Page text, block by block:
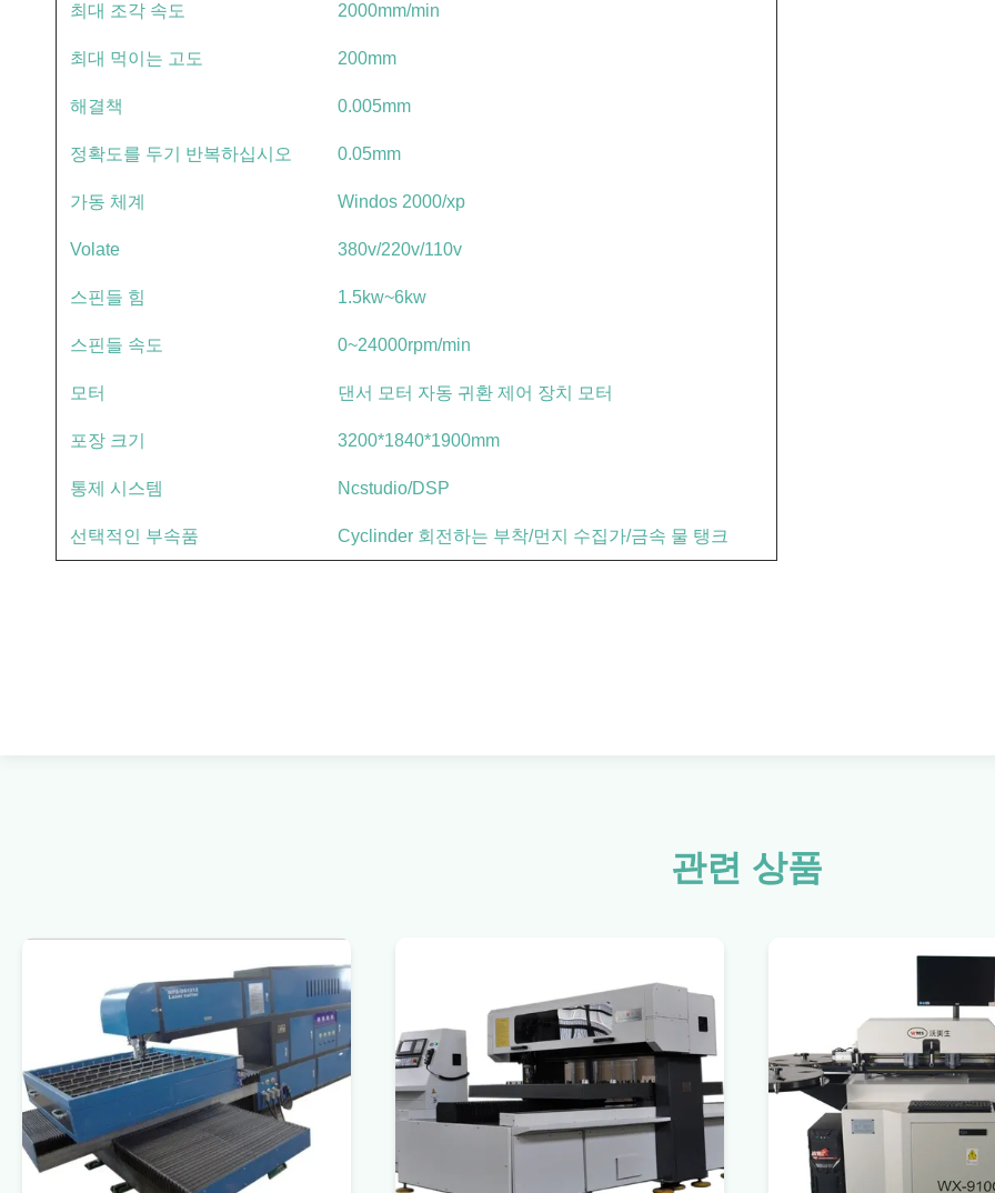
최대 조각 속도 2000mm/min
최대 먹이는 고도 200mm
해결책 0.005mm
정확도를 두기 반복하십시오 0.05mm
가동 체계 Windos 2000/xp
Volate 380v/220v/110v
스핀들 힘 1.5kw~6kw
스핀들 속도 0~24000rpm/min
모터 댄서 모터 자동 귀환 제어 장치 모터
포장 크기 3200*1840*1900mm
통제 시스템 Ncstudio/DSP
선택적인 부속품 Cyclinder 회전하는 부착/먼지 수집가/금속 물 탱크
관련 상품